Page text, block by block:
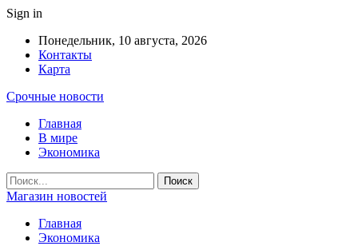
Sign in
Понедельник, 10 августа, 2026
Контакты
Карта
Срочные новости
Главная
В мире
Экономика
Магазин новостей
Главная
Экономика